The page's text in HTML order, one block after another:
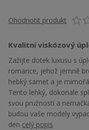
Ohodnotit produkt
Kvalitní viskózový
Zažijte dotek luxusu s
romance, jehož jemně
hebký samet a je
Tento lehký, dokonale
svou pružností a
budou vaše modely
den celý popis